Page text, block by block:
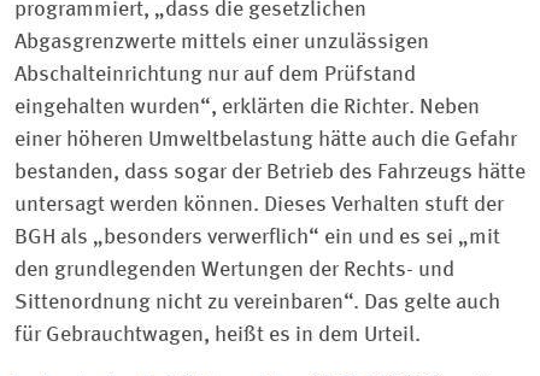
programmiert, „dass die gesetzlichen
Abgasgrenzwerte mittels einer unzulässigen
Abschalteinrichtung nur auf dem Prüfstand
eingehalten wurden“, erklärten die Richter. Neben
einer höheren Umweltbelastung hätte auch die Gefahr
bestanden, dass sogar der Betrieb des Fahrzeugs hätte
untersagt werden können. Dieses Verhalten stuft der
BGH als „besonders verwerflich“ ein und es sei „mit
den grundlegenden Wertungen der Rechts- und
Sittenordnung nicht zu vereinbaren“. Das gelte auch
für Gebrauchtwagen, heißt es in dem Urteil.